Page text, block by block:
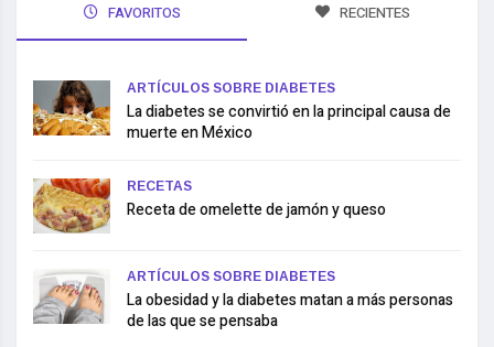
FAVORITOS RECIENTES
ARTÍCULOS SOBRE DIABETES
La diabetes se convirtió en la principal causa de
muerte en México
RECETAS
Receta de omelette de jamón y queso
ARTÍCULOS SOBRE DIABETES
La obesidad y la diabetes matan a más personas
de las que se pensaba